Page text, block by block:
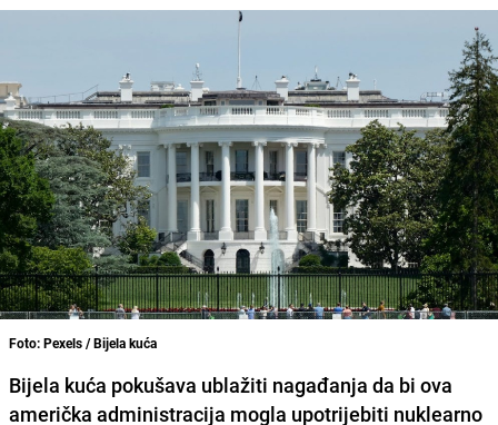
Foto: Pexels / Bijela kuća
Bijela kuća pokušava ublažiti nagađanja da bi ova
američka administracija mogla upotrijebiti nuklearno